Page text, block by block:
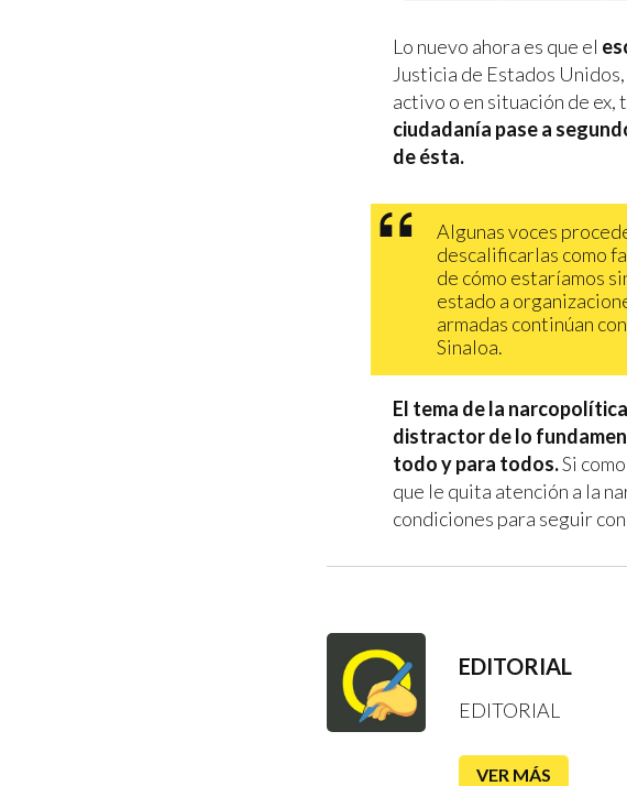
Lo nuevo ahora es que el
Justicia de Estados
activo o en situación de ex,
ciudadanía pase a
de ésta.
Algunas voces
descalificarlas como
de cómo estaríamos
estado a
armadas continúan
Sinaloa.
El tema de la
distractor de lo
todo y para todos.Si
que le quita atención a la
condiciones para seguir
EDITORIAL
EDITORIAL
VER MÁS